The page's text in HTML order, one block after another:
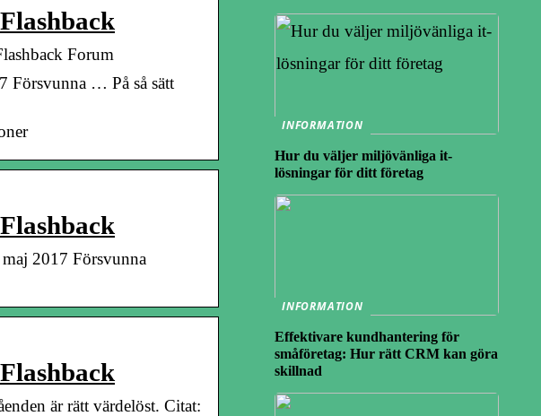
Forum
Försvunna … På så sätt
2017 Försvunna
är rätt värdelöst. Citat:
INFORMATION
Hur du väljer miljövänliga it-
lösningar för ditt företag
INFORMATION
Effektivare kundhantering för
småföretag: Hur rätt CRM kan göra
skillnad